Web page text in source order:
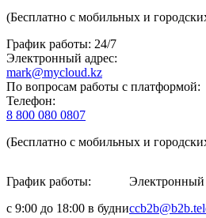
(Бесплатно с мобильных и
График работы: 24/7
Электронный адрес:
mark@mycloud.kz
По вопросам работы с платформой:
Телефон:
8 800 080 0807
(Бесплатно с мобильных и
График работы:
с 9:00 до 18:00 в будни
Электронный